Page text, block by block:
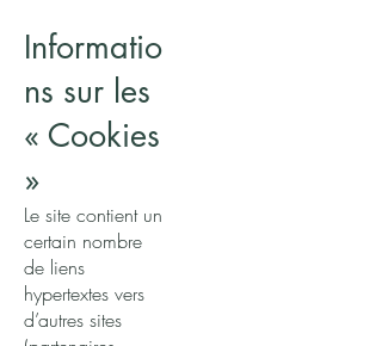
Informatio
ns sur les
« Cookies
»
Le site contient un
certain nombre
de liens
hypertextes vers
d’autres sites